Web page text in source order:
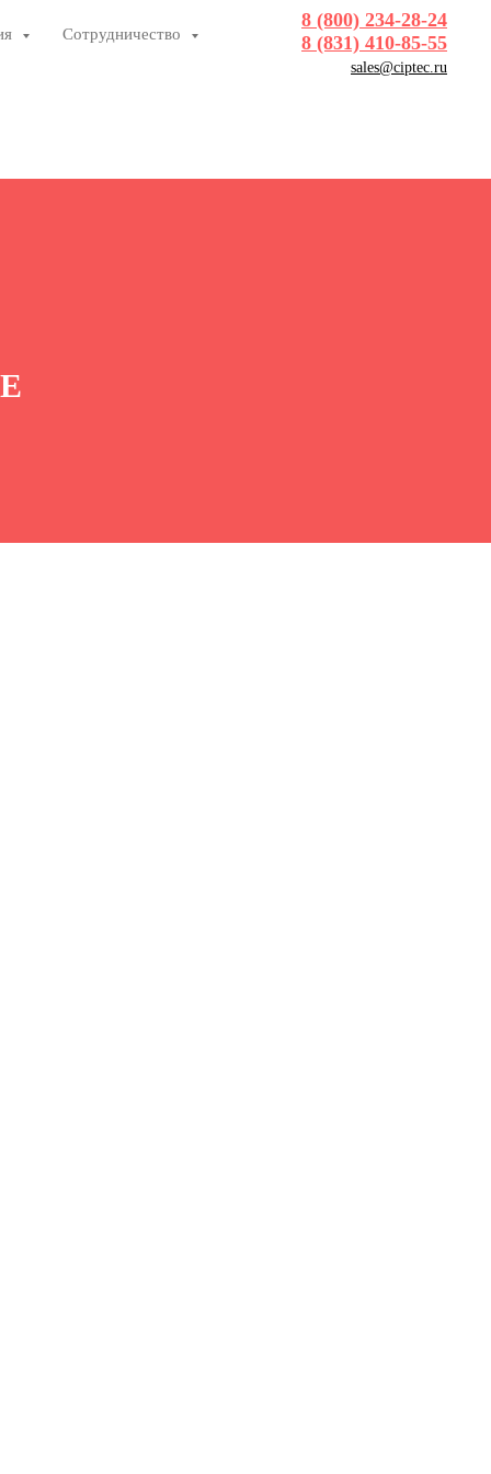
Сотрудничество
8 (800) 234-28-24
8 (831) 410-85-55
sales@ciptec.ru